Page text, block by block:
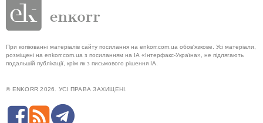
При копіюванні матеріалів сайту посилання на enkorr.com.ua обов'язкове. Усі матеріали,
розміщені на enkorr.com.ua з посиланням на ІА «Інтерфакс-Україна», не підлягають
подальшій публікації, крім як з письмового рішення ІА.
© ENKORR 2026. УСІ ПРАВА ЗАХИЩЕНІ.